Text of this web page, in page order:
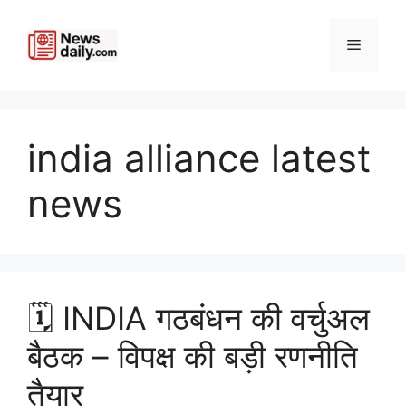
content
Menu
india alliance latest
news
🗓️ INDIA गठबंधन की वर्चुअल
बैठक – विपक्ष की बड़ी रणनीति
तैयार